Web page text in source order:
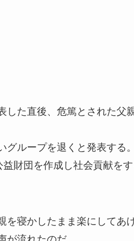
した直後、危篤とされた父
ループを退くと発表する。
財団を作成し社会貢献を
を寝かしたまま楽にしてあ